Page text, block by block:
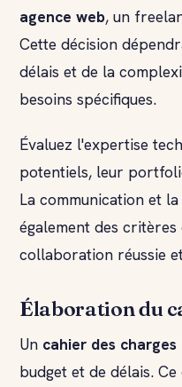
agence web, un
Cette décision
délais et de la
besoins spécifiques.
Évaluez l'expertise
potentiels, leur
La communication et
également des
collaboration réussie
Élaboration du
Un cahier des charges
budget et de délais.